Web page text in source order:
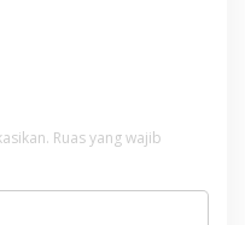
Ruas yang wajib